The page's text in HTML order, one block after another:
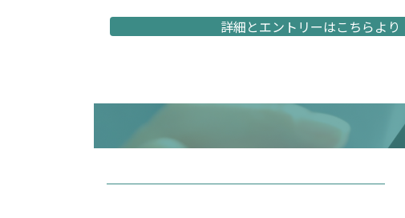
詳細とエントリーはこちらより